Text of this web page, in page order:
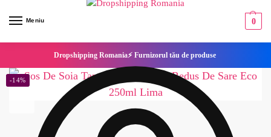
Meniu 0
Dropshipping Romania⚡ Furnizorul tău de produse
-14%